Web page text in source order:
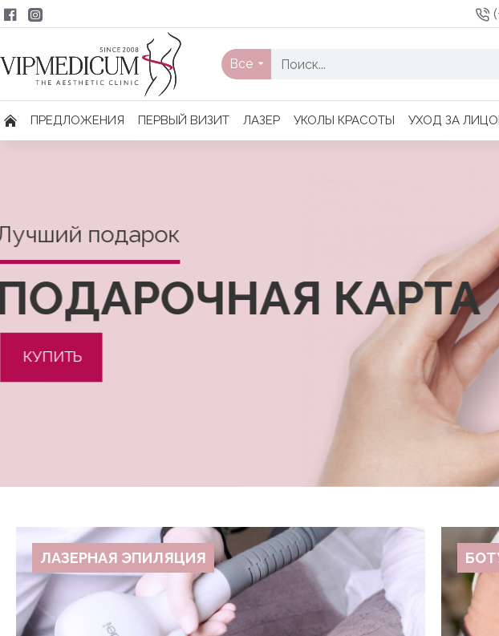
Все
ПРЕДЛОЖЕНИЯ ПЕРВЫЙ ВИЗИТ ЛАЗЕР УКОЛЫ КРАСОТЫ УХОД ЗА
Лучший подарок
ПОДАРОЧНАЯ КАРТА
КУПИТЬ
ЛАЗЕРНАЯ ЭПИЛЯЦИЯ